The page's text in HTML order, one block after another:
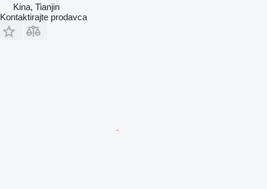
Kina, Tianjin
Kontaktirajte prodavca